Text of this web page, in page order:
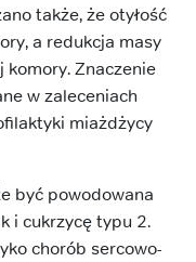
także, że otyłość
a redukcja masy
komory. Znaczenie
w zaleceniach
miażdżycy
być powodowana
i cukrzycę typu 2.
chorób sercowo-